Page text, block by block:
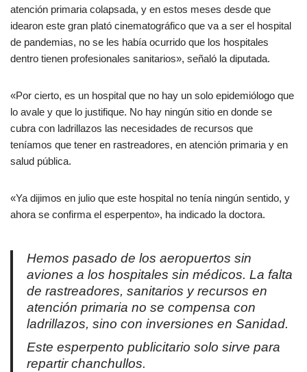
atención primaria colapsada, y en estos meses desde que
idearon este gran plató cinematográfico que va a ser el hospital
de pandemias, no se les había ocurrido que los hospitales
dentro tienen profesionales sanitarios», señaló la diputada.
«Por cierto, es un hospital que no hay un solo epidemiólogo que
lo avale y que lo justifique. No hay ningún sitio en donde se
cubra con ladrillazos las necesidades de recursos que
teníamos que tener en rastreadores, en atención primaria y en
salud pública.
«Ya dijimos en julio que este hospital no tenía ningún sentido, y
ahora se confirma el esperpento», ha indicado la doctora.
Hemos pasado de los aeropuertos sin
aviones a los hospitales sin médicos. La falta
de rastreadores, sanitarios y recursos en
atención primaria no se compensa con
ladrillazos, sino con inversiones en Sanidad.
Este esperpento publicitario solo sirve para
repartir chanchullos.